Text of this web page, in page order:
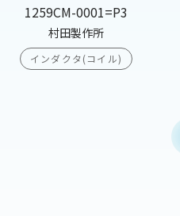
1259CM-0001=P3
村田製作所
インダクタ(コイル)